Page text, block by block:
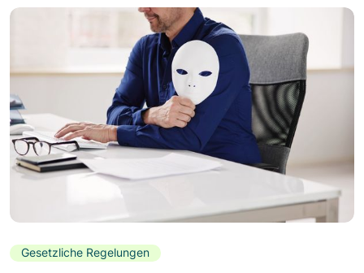
Gesetzliche Regelungen